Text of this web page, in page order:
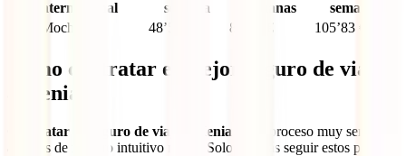
internacional
semana
semanas
semanas
IATI Mochilero
48’52 € 83’18 € 105’83 €
Cómo contratar el mejor seguro de viaje
a Kenia
Contratar tu seguro de viaje a Kenia es un proceso muy sencillo
a través de nuestro intuitivo menú. Solo deberás seguir estos pasos: